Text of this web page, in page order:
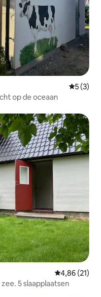
5 (3)
op de oceaan
Gemiddelde
4,86 (21)
5 slaapplaatsen